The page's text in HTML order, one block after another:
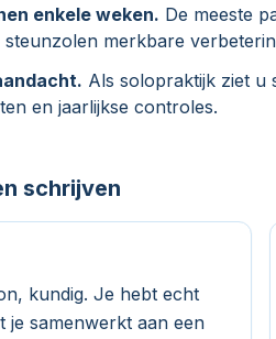
enkele weken. De meeste
steunzolen merkbare
Als solopraktijk ziet u
en jaarlijkse controles.
schrijven
kundig. Je hebt echt
je samenwerkt aan een